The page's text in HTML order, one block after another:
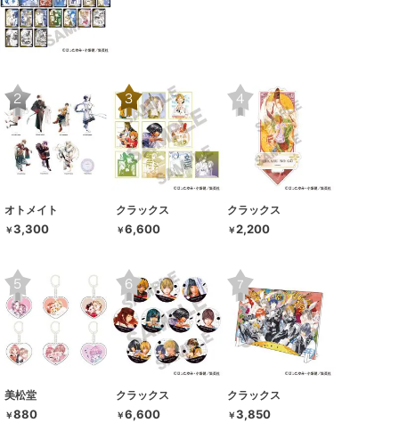
オトメイト
￥3,300
クラックス
￥6,600
クラックス
￥2,200
美松堂
￥880
クラックス
￥6,600
クラックス
￥3,850